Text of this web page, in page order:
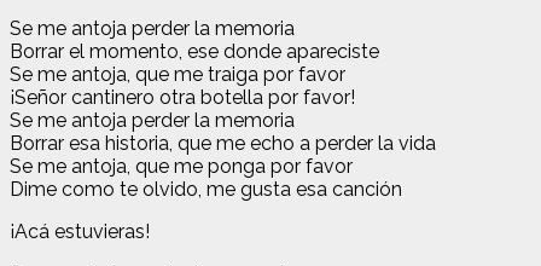
Se me antoja perder la memoria
Borrar el momento, ese donde apareciste
Se me antoja, que me traiga por favor
¡Señor cantinero otra botella por favor!
Se me antoja perder la memoria
Borrar esa historia, que me echo a perder la vida
Se me antoja, que me ponga por favor
Dime como te olvido, me gusta esa canción
¡Acá estuvieras!